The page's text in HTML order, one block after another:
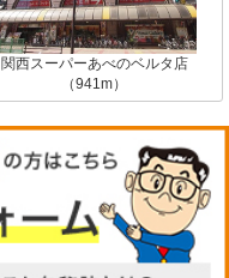
関西スーパーあべのベルタ店
（941m）